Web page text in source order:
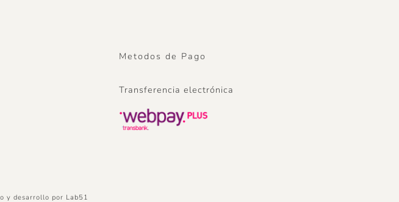
Metodos de Pago
Transferencia electrónica
y desarrollo por Lab51